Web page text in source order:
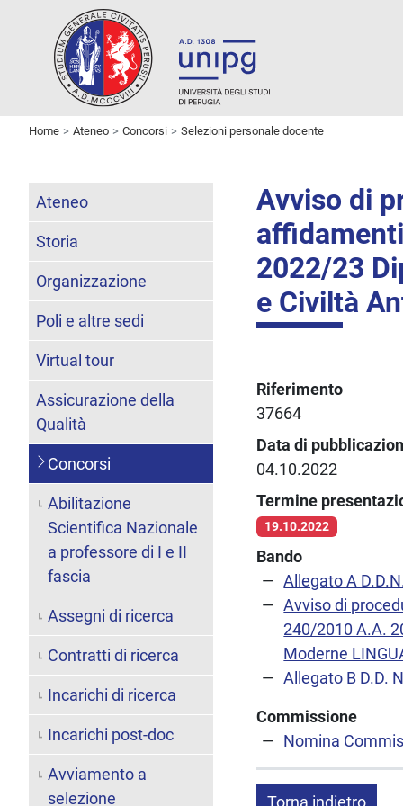
Home Ateneo Concorsi Selezioni personale docente
Avviso di
2022/23
e Civiltà
Riferimento
37664
Data di
04.10.2022
Termine
19.10.2022
Bando
Allegato A
Avviso di
240/2010 A.A.
Moderne
Allegato B D.D.
Commissione
Nomina
Torna indietro
Ateneo
Storia
Organizzazione
Poli e altre sedi
Virtual tour
Assicurazione della
Qualità
Concorsi
Abilitazione
Scientifica Nazionale
a professore di I e II
fascia
Assegni di ricerca
Contratti di ricerca
Incarichi di ricerca
Incarichi post-doc
Avviamento a
selezione